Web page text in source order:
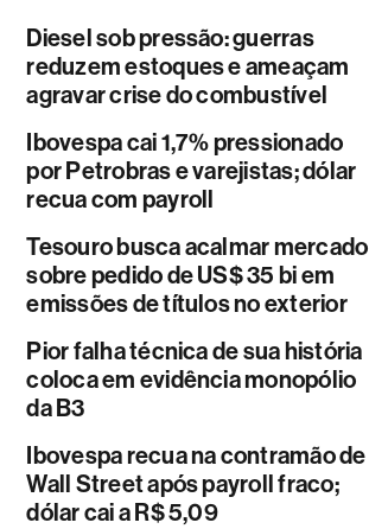
Diesel sob pressão: guerras
reduzem estoques e ameaçam
agravar crise do combustível
Ibovespa cai 1,7% pressionado
por Petrobras e varejistas; dólar
recua com payroll
Tesouro busca acalmar mercado
sobre pedido de US$ 35 bi em
emissões de títulos no exterior
Pior falha técnica de sua história
coloca em evidência monopólio
da B3
Ibovespa recua na contramão de
Wall Street após payroll fraco;
dólar cai a R$ 5,09